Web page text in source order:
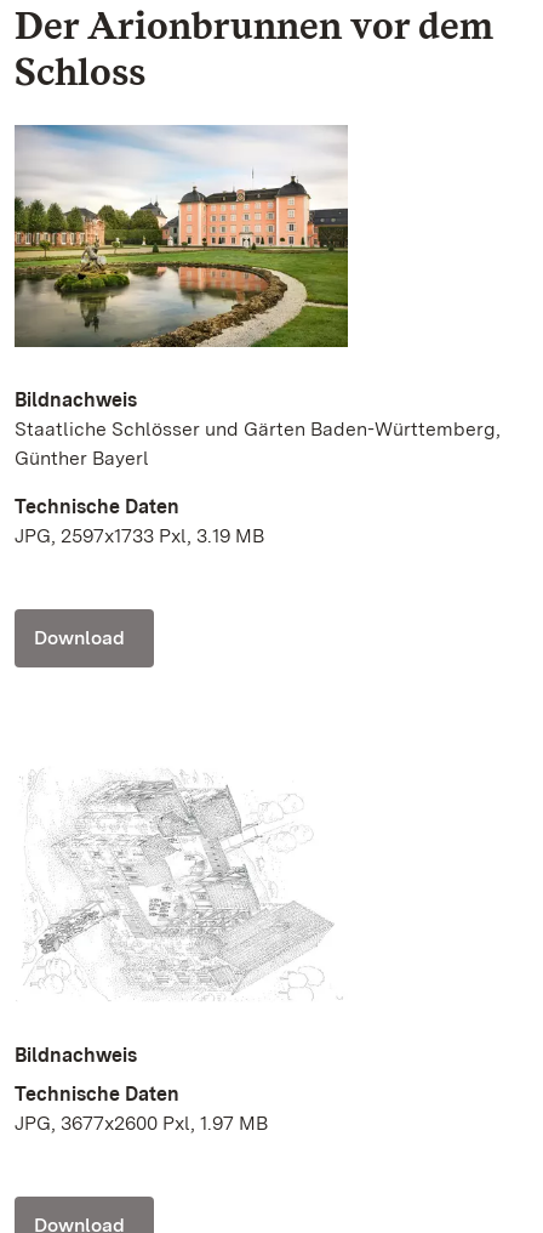
Der Arionbrunnen vor dem
Schloss
Bildnachweis
Staatliche Schlösser und Gärten Baden-Württemberg,
Günther Bayerl
Technische Daten
JPG, 2597x1733 Pxl, 3.19 MB
Download
Bildnachweis
Technische Daten
JPG, 3677x2600 Pxl, 1.97 MB
Download